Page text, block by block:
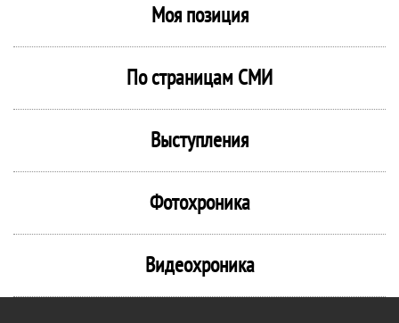
Моя позиция
По страницам СМИ
Выступления
Фотохроника
Видеохроника